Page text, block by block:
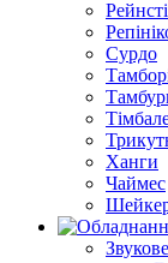
Сурдо
Ханги
Чаймес